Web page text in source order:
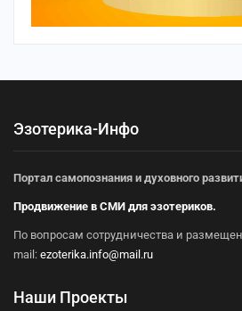
Эзотерика-Инфо
Портал самопознания и духовного
Продвижение в СМИ для эзотериков.
По вопросам сотрудничества и
mail: ezoterika.info@mail.ru
Наши Проекты